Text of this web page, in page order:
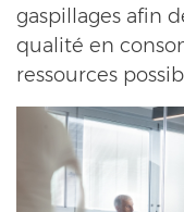
gaspillages afin
qualité en
ressources